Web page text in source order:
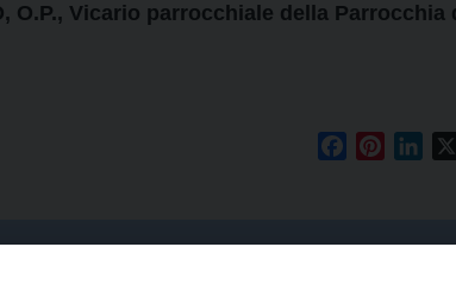
O.P., Vicario parrocchiale della Parrocchia
FacebookPinterest